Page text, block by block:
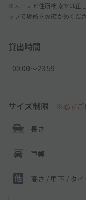
※カーナビ住所検索では正
ップで場所をお確かめくださ
貸出時間
00:00〜23:59
サイズ制限 ※必ずご
長さ
車幅
高さ / 車下 / タ